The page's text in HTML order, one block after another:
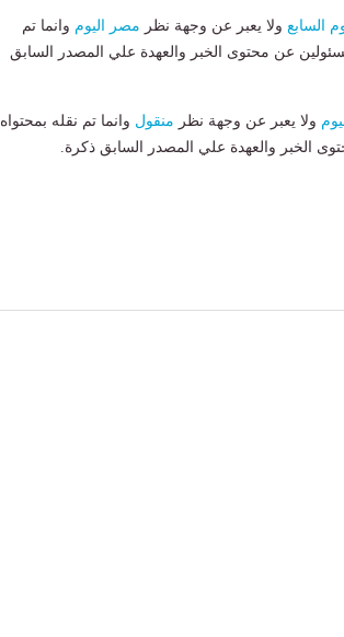
السابع ولا يعبر عن وجهة نظر مصر اليوم وانما تم
عن محتوى الخبر والعهدة علي المصدر السابق
ولا يعبر عن وجهة نظر منقول وانما تم نقله بمحتواه
الخبر والعهدة علي المصدر السابق ذكرة.